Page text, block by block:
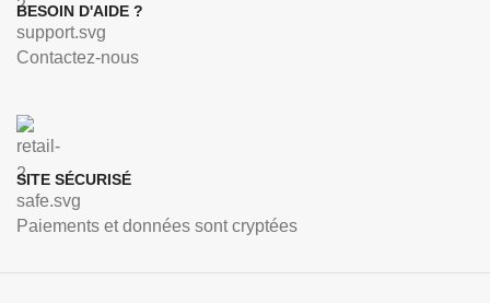
BESOIN D'AIDE ?
Contactez-nous
SITE SÉCURISÉ
Paiements et données sont cryptées